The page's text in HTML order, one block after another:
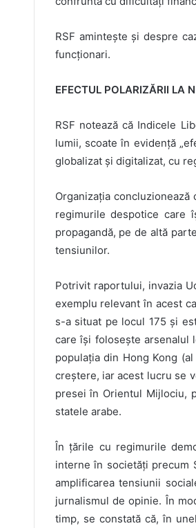
RSF amintește și despre
funcționari.
EFECTUL POLARIZĂRII LA
RSF notează că Indicele
lumii, scoate în evidență
globalizat și digitalizat, cu
Organizația
regimurile despotice care
propagandă, pe de altă
tensiunilor.
Potrivit raportului, invazia
exemplu relevant în acest
s-a situat pe locul 175 și
care își folosește arsenalul
populația din Hong Kong
creștere, iar acest lucru se
presei în Orientul Mijlociu,
statele arabe.
În țările cu regimurile
interne în societăți precum
amplificarea tensiunii
jurnalismul de opinie. În
timp, se constată că, în